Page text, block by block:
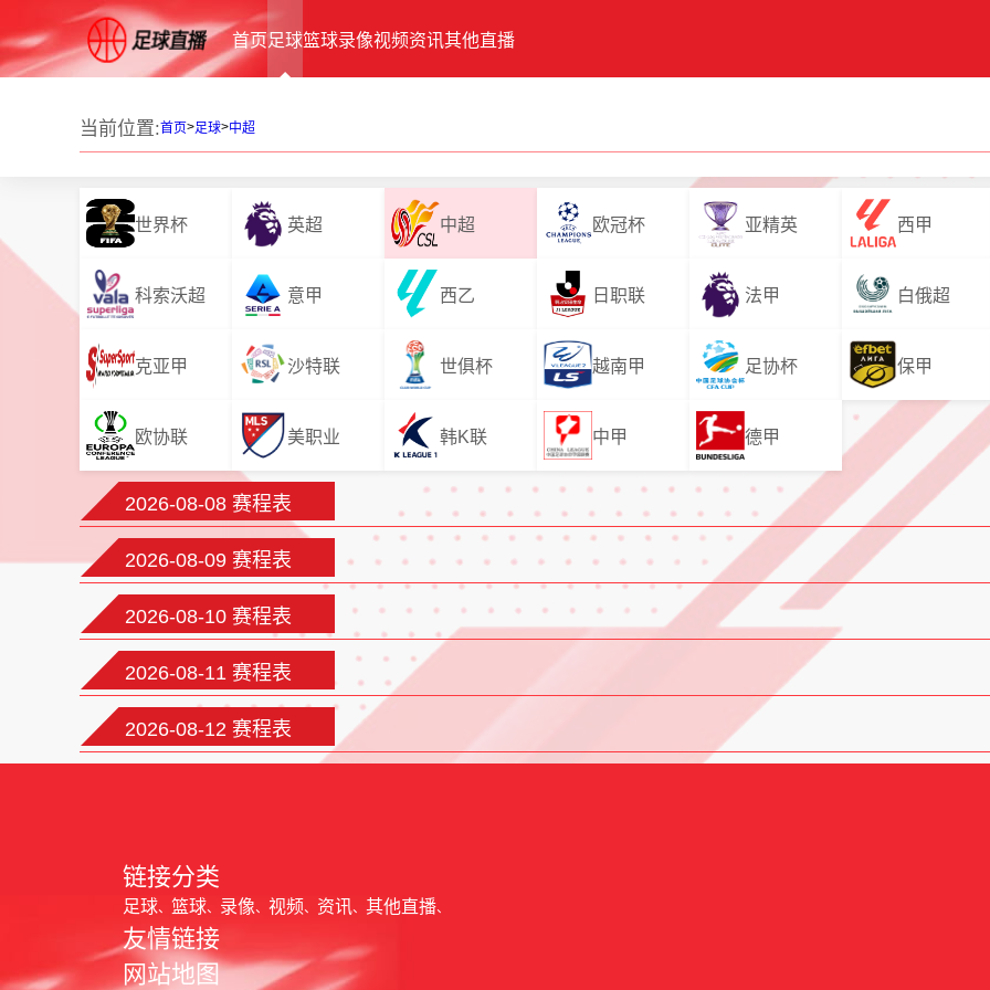
首页足球篮球录像视频资讯其他直播
当前位置:首页>足球>中超
世界杯 英超 中超 欧冠杯 亚精英 西甲
科索沃超 意甲 西乙 日职联 法甲 白俄超
克亚甲 沙特联 世俱杯 越南甲 足协杯 保甲
欧协联 美职业 韩K联 中甲 德甲
2026-08-08 赛程表
2026-08-09 赛程表
2026-08-10 赛程表
2026-08-11 赛程表
2026-08-12 赛程表
链接分类
足球 篮球 录像 视频 资讯 其他直播
友情链接
网站地图